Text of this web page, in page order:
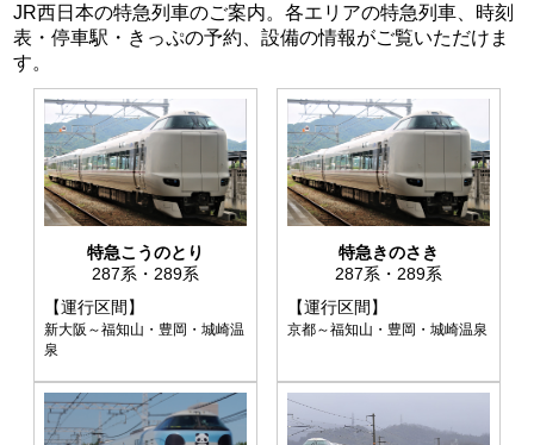
JR西日本の特急列車のご案内。各エリアの特急列車、時刻
表・停車駅・きっぷの予約、設備の情報がご覧いただけま
す。
特急こうのとり
287系・289系
【運行区間】
新大阪～福知山・豊岡・城崎温
泉
特急きのさき
287系・289系
【運行区間】
京都～福知山・豊岡・城崎温泉